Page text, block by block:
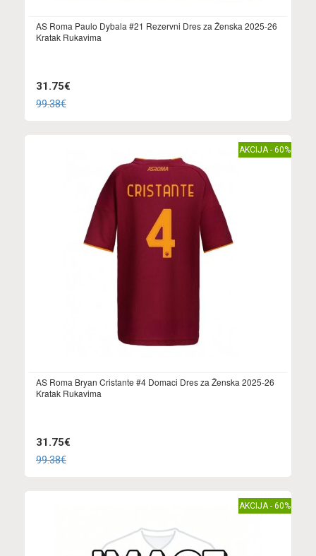
AS Roma Paulo Dybala #21 Rezervni Dres za Ženska 2025-26
Kratak Rukavima
31.75€
99.38€
AKCIJA - 60%
AS Roma Bryan Cristante #4 Domaci Dres za Ženska 2025-26
Kratak Rukavima
31.75€
99.38€
AKCIJA - 60%